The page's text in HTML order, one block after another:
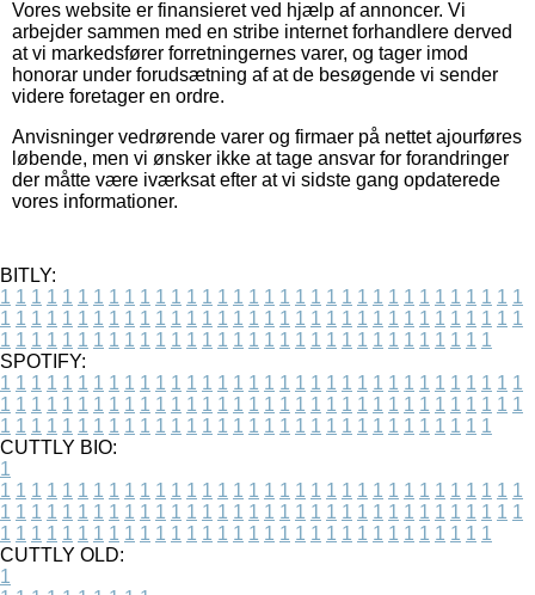
Vores website er finansieret ved hjælp af annoncer. Vi
arbejder sammen med en stribe internet forhandlere derved
at vi markedsfører forretningernes varer, og tager imod
honorar under forudsætning af at de besøgende vi sender
videre foretager en ordre.
Anvisninger vedrørende varer og firmaer på nettet ajourføres
løbende, men vi ønsker ikke at tage ansvar for forandringer
der måtte være iværksat efter at vi sidste gang opdaterede
vores informationer.
BITLY:
1 1 1 1 1 1 1 1 1 1 1 1 1 1 1 1 1 1 1 1 1 1 1 1 1 1 1 1 1 1 1 1 1 1
1 1 1 1 1 1 1 1 1 1 1 1 1 1 1 1 1 1 1 1 1 1 1 1 1 1 1 1 1 1 1 1 1 1
1 1 1 1 1 1 1 1 1 1 1 1 1 1 1 1 1 1 1 1 1 1 1 1 1 1 1 1 1 1 1 1
SPOTIFY:
1 1 1 1 1 1 1 1 1 1 1 1 1 1 1 1 1 1 1 1 1 1 1 1 1 1 1 1 1 1 1 1 1 1
1 1 1 1 1 1 1 1 1 1 1 1 1 1 1 1 1 1 1 1 1 1 1 1 1 1 1 1 1 1 1 1 1 1
1 1 1 1 1 1 1 1 1 1 1 1 1 1 1 1 1 1 1 1 1 1 1 1 1 1 1 1 1 1 1 1
CUTTLY BIO:
1
1 1 1 1 1 1 1 1 1 1 1 1 1 1 1 1 1 1 1 1 1 1 1 1 1 1 1 1 1 1 1 1 1 1
1 1 1 1 1 1 1 1 1 1 1 1 1 1 1 1 1 1 1 1 1 1 1 1 1 1 1 1 1 1 1 1 1 1
1 1 1 1 1 1 1 1 1 1 1 1 1 1 1 1 1 1 1 1 1 1 1 1 1 1 1 1 1 1 1 1
CUTTLY OLD:
1